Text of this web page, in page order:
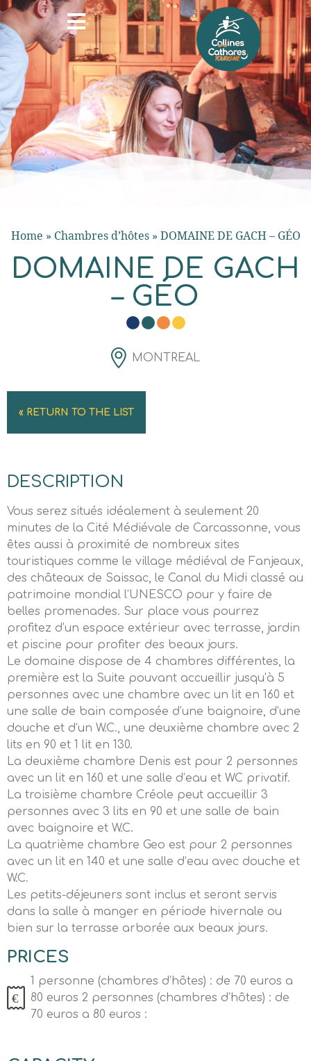
Home » Chambres d’hôtes» DOMAINE DE GACH – GÉO
DOMAINE DE GACH
– GÉO
MONTREAL
« RETURN TO THE LIST
DESCRIPTION
Vous serez situés idéalement à seulement 20
minutes de la Cité Médiévale de Carcassonne, vous
êtes aussi à proximité de nombreux sites
touristiques comme le village médiéval de Fanjeaux,
des châteaux de Saissac, le Canal du Midi classé au
patrimoine mondial l’UNESCO pour y faire de
belles promenades. Sur place vous pourrez
profitez d’un espace extérieur avec terrasse, jardin
et piscine pour profiter des beaux jours.
Le domaine dispose de 4 chambres différentes, la
première est la Suite pouvant accueillir jusqu’à 5
personnes avec une chambre avec un lit en 160 et
une salle de bain composée d’une baignoire, d’une
douche et d’un W.C., une deuxième chambre avec 2
lits en 90 et 1 lit en 130.
La deuxième chambre Denis est pour 2 personnes
avec un lit en 160 et une salle d’eau et WC privatif.
La troisième chambre Créole peut accueillir 3
personnes avec 3 lits en 90 et une salle de bain
avec baignoire et W.C.
La quatrième chambre Geo est pour 2 personnes
avec un lit en 140 et une salle d’eau avec douche et
W.C.
Les petits-déjeuners sont inclus et seront servis
dans la salle à manger en période hivernale ou
bien sur la terrasse arborée aux beaux jours.
PRICES
1 personne (chambres d’hôtes) : de 70 euros a
80 euros 2 personnes (chambres d’hôtes) : de
70 euros a 80 euros :